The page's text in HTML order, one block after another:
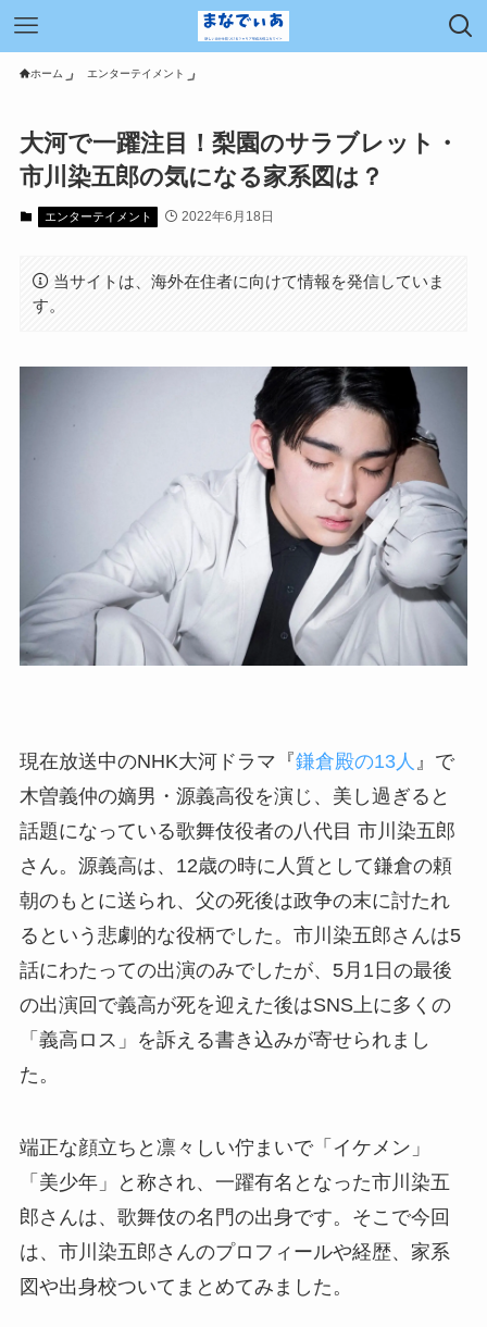
ホーム エンターテイメント
大河で一躍注目！梨園のサラブレット・
市川染五郎の気になる家系図は？
エンターテイメント 2022年6月18日
当サイトは、海外在住者に向けて情報を発信していま
す。
現在放送中のNHK大河ドラマ『鎌倉殿の13人 』で
木曽義仲の嫡男・源義高役を演じ、美し過ぎると
話題になっている歌舞伎役者の八代目 市川染五郎
さん。源義高は、12歳の時に人質として鎌倉の頼
朝のもとに送られ、父の死後は政争の末に討たれ
るという悲劇的な役柄でした。市川染五郎さんは5
話にわたっての出演のみでしたが、5月1日の最後
の出演回で義高が死を迎えた後はSNS上に多くの
「義高ロス」を訴える書き込みが寄せられまし
た。
端正な顔立ちと凛々しい佇まいで「イケメン」
「美少年」と称され、一躍有名となった市川染五
郎さんは、歌舞伎の名門の出身です。そこで今回
は、市川染五郎さんのプロフィールや経歴、家系
図や出身校ついてまとめてみました。